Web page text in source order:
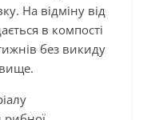
На відміну від
в компості
без викиду